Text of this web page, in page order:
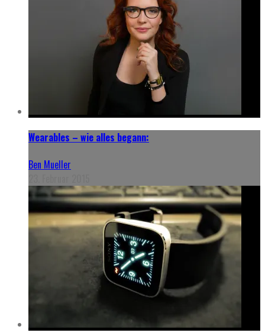
Wearables – wie alles begann:
Ben Mueller